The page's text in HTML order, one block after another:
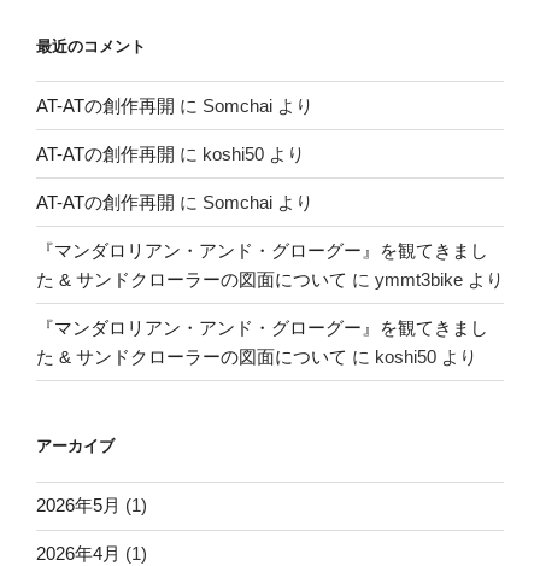
最近のコメント
AT-ATの創作再開 に Somchai より
AT-ATの創作再開 に koshi50 より
AT-ATの創作再開 に Somchai より
『マンダロリアン・アンド・グローグー』を観てきまし
た & サンドクローラーの図面について に ymmt3bike より
『マンダロリアン・アンド・グローグー』を観てきまし
た & サンドクローラーの図面について に koshi50 より
アーカイブ
2026年5月 (1)
2026年4月 (1)